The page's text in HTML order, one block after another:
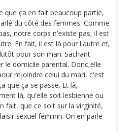
que ça en fait beaucoup partie,
du côté des femmes. Comme
notre corps n'existe pas, il est
En fait, il est là pour l'autre et,
pour son mari. Sachant
le domicile parental. Donc,elle
rejoindre celui du mari, c'est
que ça se passe. Et là,
là, qu'elle soit lesbienne ou
fait, que ce soit sur la virginité,
sexuel féminin. On en parle